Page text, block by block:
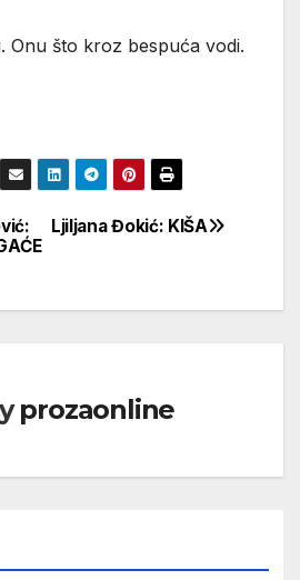
Onu što kroz bespuća vodi.
Ljiljana Đokić: KIŠA
prozaonline